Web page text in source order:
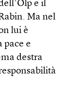
e il
Ma nel
lui è
pace e
destra